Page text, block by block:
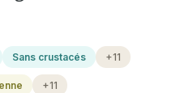
Sans crustacés +11
+11